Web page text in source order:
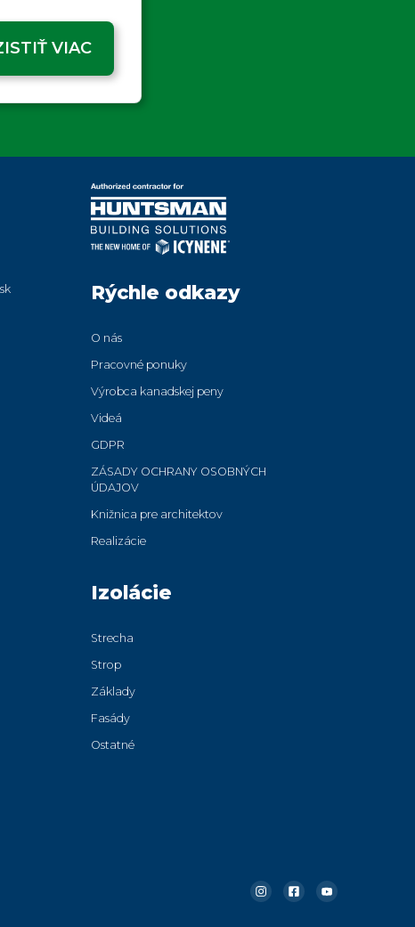
VIAC
Rýchle odkazy
O nás
Pracovné ponuky
Výrobca kanadskej peny
Videá
GDPR
ZÁSADY OCHRANY OSOBNÝCH
ÚDAJOV
Knižnica pre architektov
Realizácie
Izolácie
Strecha
Strop
Základy
Fasády
Ostatné